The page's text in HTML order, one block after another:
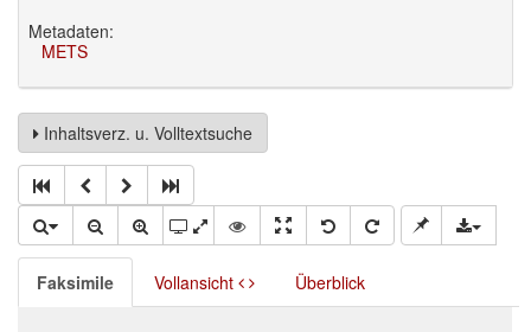
Metadaten:
METS
Inhaltsverz. u. Volltextsuche
Faksimile Vollansicht Überblick